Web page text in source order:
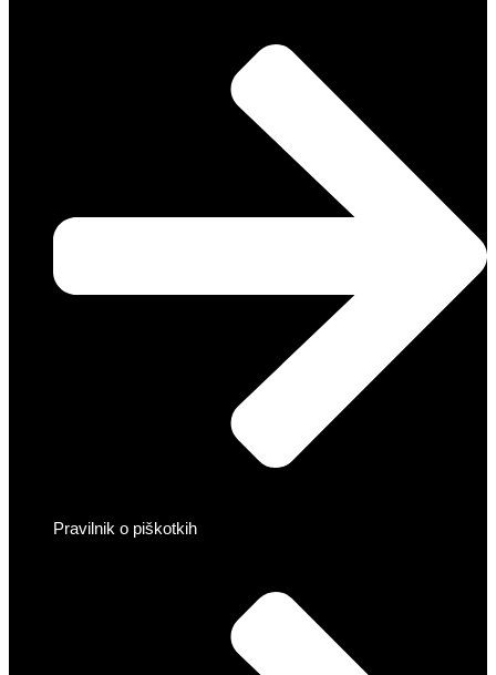
Pravilnik o piškotkih